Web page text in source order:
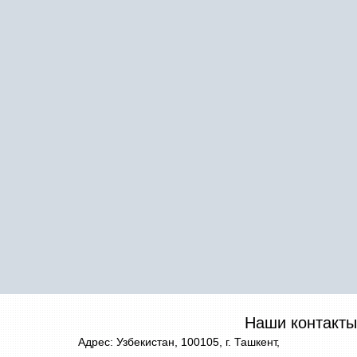
Наши контакты
Адрес: Узбекистан, 100105, г. Ташкент,